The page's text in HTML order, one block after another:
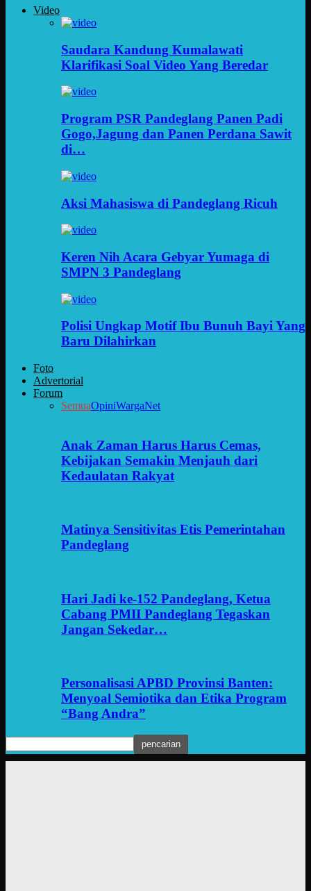
Video
Saudara Kandung Kumalawati
Klarifikasi Soal Video Yang Beredar
Program PSR Pandeglang Panen Padi
Gogo,Jagung dan Panen Perdana Sawit
di…
Aksi Mahasiswa di Pandeglang Ricuh
Keren Nih Acara Gebyar Yumaga di
SMPN 3 Pandeglang
Polisi Ungkap Motif Ibu Bunuh Bayi Yang
Baru Dilahirkan
Foto
Advertorial
Forum
SemuaOpiniWargaNet
Anak Zaman Harus Harus Cemas,
Kebijakan Semakin Menjauh dari
Kedaulatan Rakyat
Matinya Sensitivitas Etis Pemerintahan
Pandeglang
Hari Jadi ke-152 Pandeglang, Ketua
Cabang PMII Pandeglang Tegaskan
Jangan Sekedar…
Personalisasi APBD Provinsi Banten:
Menyoal Semiotika dan Etika Program
“Bang Andra”